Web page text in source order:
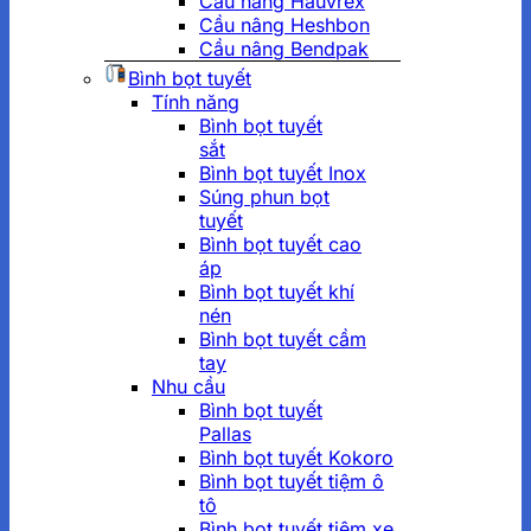
Cầu nâng Heshbon
Cầu nâng Bendpak
Bình bọt tuyết
Tính năng
Bình bọt tuyết
sắt
Bình bọt tuyết Inox
Súng phun bọt
tuyết
Bình bọt tuyết cao
áp
Bình bọt tuyết khí
nén
Bình bọt tuyết cầm
tay
Nhu cầu
Bình bọt tuyết
Pallas
Bình bọt tuyết Kokoro
Bình bọt tuyết tiệm ô
tô